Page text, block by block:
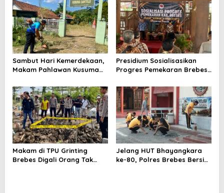
Hantam Pohon di
Bantarkawung
Sambut Hari Kemerdekaan,
Makam Pahlawan Kusuma
Dibersihkan
Presidium Sosialisasikan
Progres Pemekaran Brebes
Pansus DPRD Jateng Jadi
Tahap Berikutnya
Makam di TPU Grinting
Brebes Digali Orang Tak
Jelang HUT Bhayangkara
ke-80, Polres Brebes Bersih-